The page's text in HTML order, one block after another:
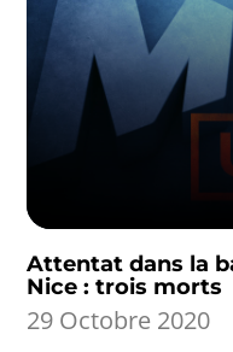
Attentat dans la
Nice : trois morts
29 Octobre 2020